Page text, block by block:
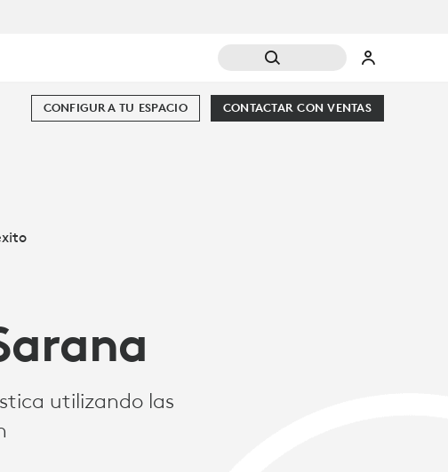
CONTACTAR CON VENTAS
CONFIGURA TU ESPACIO
utilizando las